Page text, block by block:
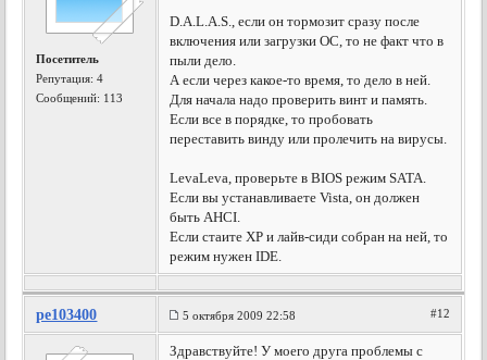
Посетитель
Репутация:4
Сообщений: 113
D.A.L.A.S., если он тормозит сразу после
включения или загрузки ОС, то не факт что в
пыли дело.
А если через какое-то время, то дело в ней.
Для начала надо проверить винт и память.
Если все в порядке, то пробовать
переставить винду или пролечить на вирусы.
LevaLeva, проверьте в BIOS режим SATA.
Если вы устанавливаете Vista, он должен
быть AHCI.
Если стаите XP и лайв-сиди собран на ней, то
режим нужен IDE.
pe103400 5 октября 2009 22:58 #12
Здравствуйте! У моего друга проблемы с